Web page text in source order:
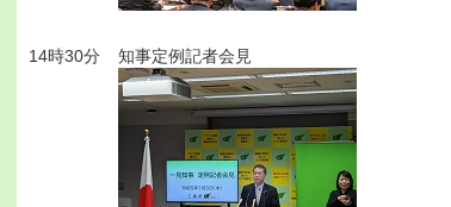
14時30分 知事定例記者会見